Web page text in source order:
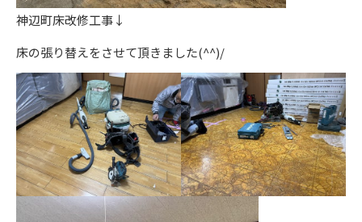
神辺町床改修工事↓
床の張り替えをさせて頂きました(^^)/